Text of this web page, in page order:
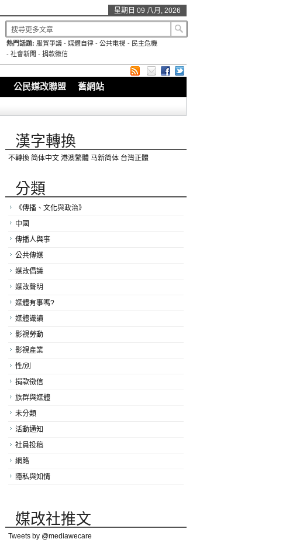
星期日 09 八月, 2026
熱門話題: 服貿爭議 -媒體自律 -公共電視 - 民主危機
- 社會新聞 - 捐款徵信
公民媒改聯盟 舊網站
漢字轉換
不轉換 简体中文 港澳繁體 马新简体 台灣正體
分類
《傳播、文化與政治》
中國
傳播人與事
公共傳媒
媒改倡議
媒改聲明
媒體有事嗎?
媒體識讀
影視勞動
影視產業
性/別
捐款徵信
族群與媒體
未分類
活動通知
社員投稿
網路
隱私與知情
媒改社推文
Tweets by @mediawecare